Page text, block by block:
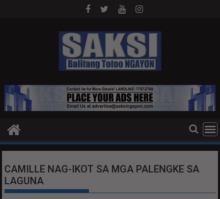
CAMILLE NAG-IKOT SA MGA PALENGKE SA
LAGUNA